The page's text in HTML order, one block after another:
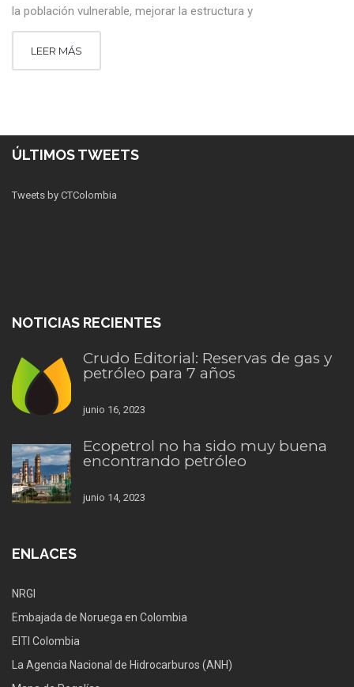
la población vulnerable, mejorar la estructura y
LEER MÁS
ÚLTIMOS TWEETS
Tweets by CTColombia
NOTICIAS RECIENTES
Crudo Editorial: Reservas de gas y
petróleo para 7 años
junio 16, 2023
Ecopetrol no ha sido muy buena
encontrando petróleo
junio 14, 2023
ENLACES
NRGI
Embajada de Noruega en Colombia
EITI Colombia
La Agencia Nacional de Hidrocarburos (ANH)